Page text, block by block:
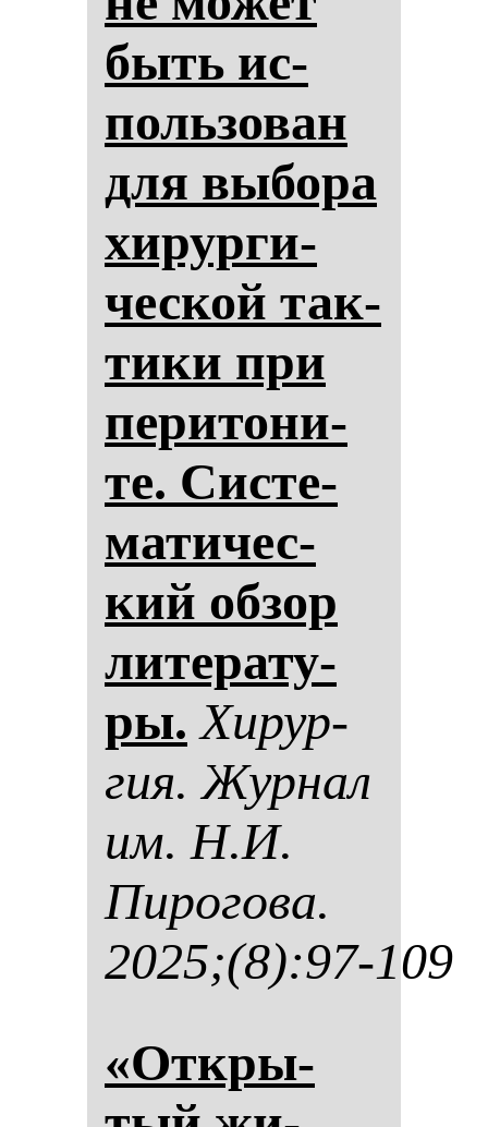
быть ис­
поль­зо­ван
для вы­бо­ра
хи­рур­ги­
чес­кой так­
ти­ки при
пе­ри­то­ни­
те. Сис­те­
ма­ти­чес­
кий об­зор
ли­те­ра­ту­
ры. Хи­рур­
гия. Жур­нал
им. Н.И.
Пи­ро­го­ва.
2025;(8):97-109
«От­кры­